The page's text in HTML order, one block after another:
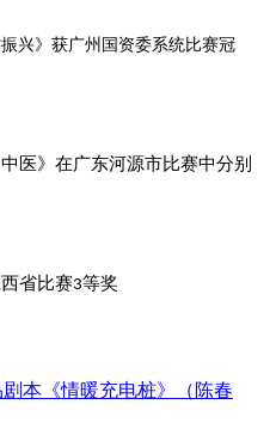
兴》获广州国资委系统比赛冠
医》在广东河源市比赛中分别
省比赛3等奖
本《情暖充电桩》（陈春